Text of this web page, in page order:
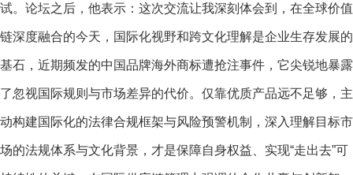
试。论坛之后，他表示：这次交流让我深刻体会到，在全球价值
链深度融合的今天，国际化视野和跨文化理解是企业生存发展的
基石，近期频发的中国品牌海外商标遭抢注事件，它尖锐地暴露
了忽视国际规则与市场差异的代价。仅靠优质产品远不足够，主
动构建国际化的法律合规框架与风险预警机制，深入理解目标市
场的法规体系与文化背景，才是保障自身权益、实现“走出去”可